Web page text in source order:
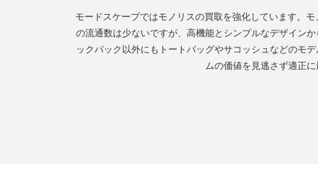
モードスケープではモノリスの買取を強化しています。
の流通数は少ないですが、高機能とシンプルなデザイン
ックパック以外にもトートバッグやサコッシュなどのモ
ムの価値を見逃さず適正